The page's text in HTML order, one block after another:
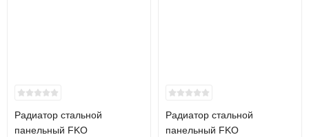
Радиатор стальной
панельный FKO
Радиатор стальной
панельный FKO